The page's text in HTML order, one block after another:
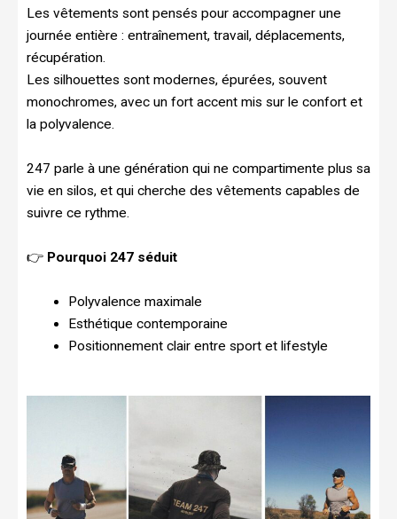
Les vêtements sont pensés pour accompagner une
journée entière : entraînement, travail, déplacements,
récupération.
Les silhouettes sont modernes, épurées, souvent
monochromes, avec un fort accent mis sur le confort et
la polyvalence.
247 parle à une génération qui ne compartimente plus sa
vie en silos, et qui cherche des vêtements capables de
suivre ce rythme.
👉 Pourquoi 247 séduit
Polyvalence maximale
Esthétique contemporaine
Positionnement clair entre sport et lifestyle